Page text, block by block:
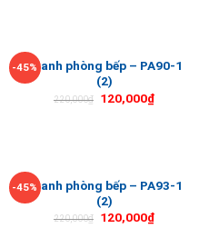
-45%Tranh phòng bếp – PA90-1
(2)
220,000₫ 120,000₫
-45%Tranh phòng bếp – PA93-1
(2)
220,000₫ 120,000₫